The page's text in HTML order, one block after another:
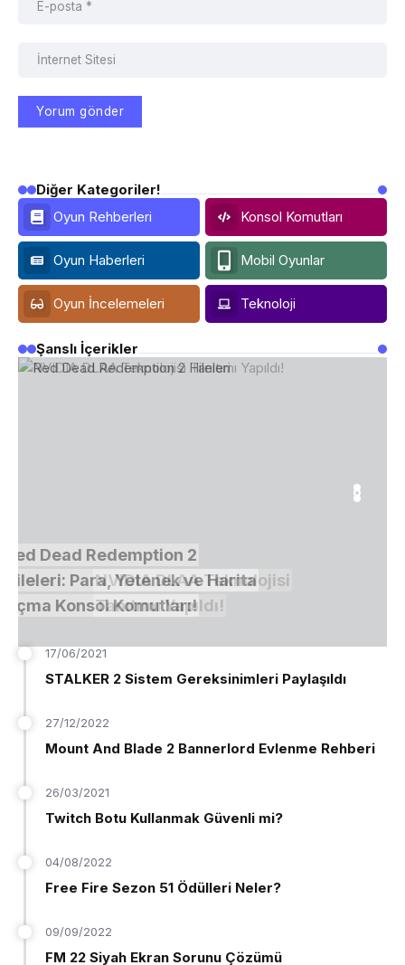
Diğer Kategoriler!
Oyun Rehberleri
Konsol Komutları
Oyun Haberleri Mobil Oyunlar
Oyun İncelemeleri Teknoloji
Şanslı İçerikler
Redemption 2
Para, Yetenek ve Harita
Komutları!
NVIDIA DLAA Teknolojisi
Tanıtımı Yapıldı!
17/06/2021
STALKER 2 Sistem Gereksinimleri Paylaşıldı
27/12/2022
Mount And Blade 2 Bannerlord Evlenme Rehberi
26/03/2021
Twitch Botu Kullanmak Güvenli mi?
04/08/2022
Free Fire Sezon 51 Ödülleri Neler?
09/09/2022
FM 22 Siyah Ekran Sorunu Çözümü